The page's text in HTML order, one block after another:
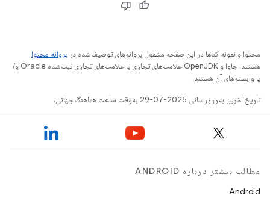
محتوا و نمونه کدها در این صفحه مشمول پروانه‌های توصیف‌شده در پروانه محتوا
هستند. جاوا و OpenJDK علامت‌های تجاری یا علامت‌های تجاری ثبت‌شده Oracle و/
یا وابسته‌های آن هستند.
تاریخ آخرین به‌روزرسانی 2025-07-29 به‌وقت ساعت هماهنگ جهانی.
مطالب بیشتر درباره ANDROID
Android